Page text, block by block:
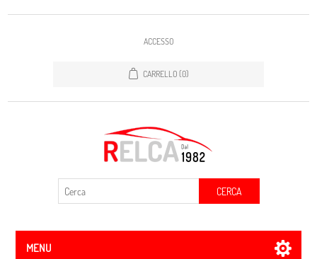
ACCESSO
CARRELLO (0)
CERCA
MENU